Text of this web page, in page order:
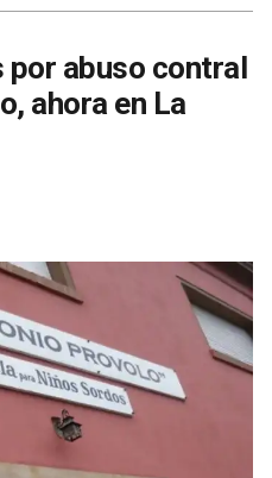
por abuso contral
ahora en La